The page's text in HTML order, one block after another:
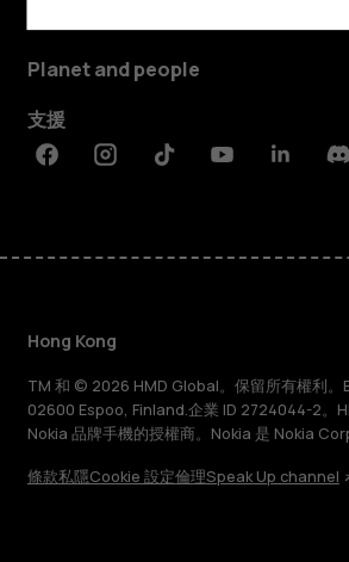
Planet and people
支援
FacebookInstagramTiktokYoutubeLinkedin
Hong Kong
TM 和 © 2026 HMD Global。保留所有權利
02600 Espoo, Finland.企業 ID 2724044-2。
Nokia 品牌手機的授權商。Nokia 是 Nokia
條款私隱Cookie 設定倫理Speak Up channel